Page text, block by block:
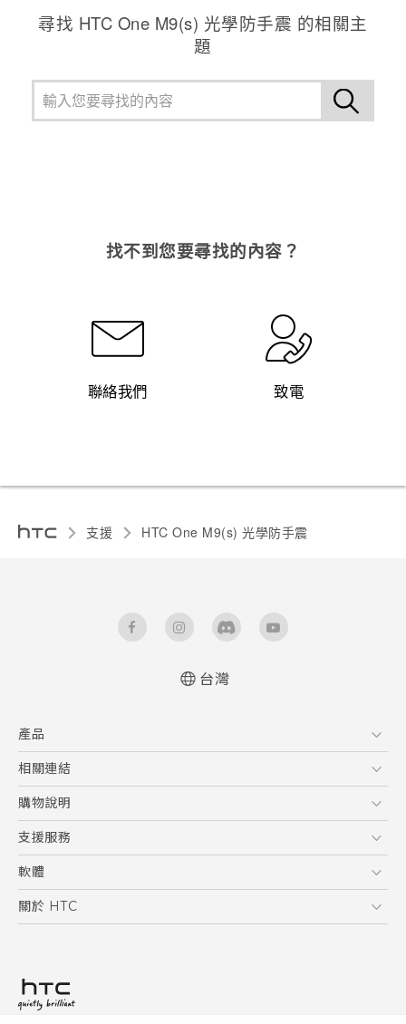
尋找 HTC One M9(s) 光學防手震 的相關主
題
找不到您要尋找的內容？
聯絡我們 致電
支援 HTC One M9(s) 光學防手震‎
台灣
產品
5G
智慧型手機
配件
相關連結
HTC Research
購物說明
購物須知
訂單管理
付款方式
支援服務
到府收送維修服務
服務中心資訊
客戶服務佈告欄
軟體
應用程式
HTC Sync Manager
關於 HTC
投資人